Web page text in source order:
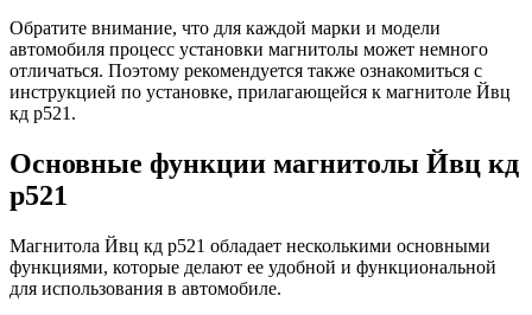
Обратите внимание, что для каждой марки и модели
автомобиля процесс установки магнитолы может немного
отличаться. Поэтому рекомендуется также ознакомиться с
инструкцией по установке, прилагающейся к магнитоле Йвц
кд р521.
Основные функции магнитолы Йвц кд
р521
Магнитола Йвц кд р521 обладает несколькими основными
функциями, которые делают ее удобной и функциональной
для использования в автомобиле.